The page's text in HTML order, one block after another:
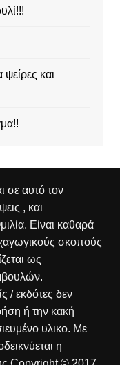
και
σε αυτό τον
, και
Είναι καθαρά
σκοπούς
ως
/ εκδότες δεν
ή την κακή
υλικο. Με
η